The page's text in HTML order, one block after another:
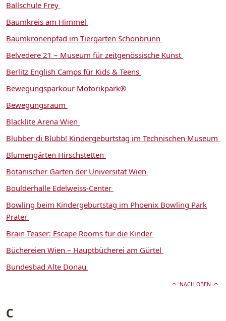
Ballschule Frey
Baumkreis am Himmel
Baumkronenpfad im Tiergarten Schönbrunn
Belvedere 21 – Museum für zeitgenössische Kunst
Berlitz English Camps für Kids & Teens
Bewegungsparkour Motorikpark®
Bewegungsraum
Blacklite Arena Wien
Blubber di Blubb! Kindergeburtstag im Technischen Museum
Blumengärten Hirschstetten
Botanischer Garten der Universität Wien
Boulderhalle Edelweiss-Center
Bowling beim Kindergeburtstag im Phoenix Bowling Park
Prater
Brain Teaser: Escape Rooms für die Kinder
Büchereien Wien – Hauptbücherei am Gürtel
Bundesbad Alte Donau
NACH OBEN
C